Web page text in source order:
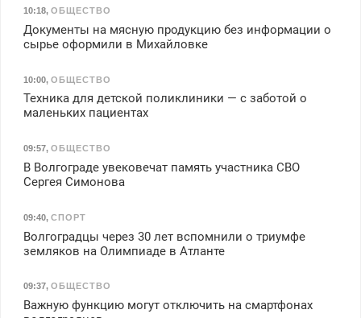
10:18, ОБЩЕСТВО
Документы на мясную продукцию без информации о
сырье оформили в Михайловке
10:00, ОБЩЕСТВО
Техника для детской поликлиники — с заботой о
маленьких пациентах
09:57, ОБЩЕСТВО
В Волгограде увековечат память участника СВО
Сергея Симонова
09:40, СПОРТ
Волгоградцы через 30 лет вспомнили о триумфе
земляков на Олимпиаде в Атланте
09:37, ОБЩЕСТВО
Важную функцию могут отключить на смартфонах